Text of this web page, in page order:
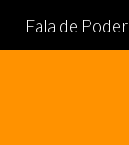
Fala de Poder